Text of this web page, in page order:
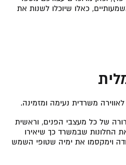
כאלו שיוכלו לשנות את
משרדית נעימה ומזמינה.
של כל מעצבי הפנים, וראשית
החלונות שבמשרד כך שיאירו
וימקסמו את ימיה שטופי השמש